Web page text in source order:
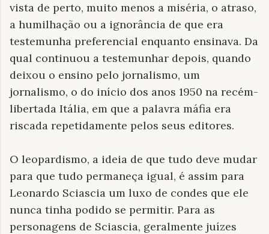
vista de perto, muito menos a miséria, o atraso,
a humilhação ou a ignorância de que era
testemunha preferencial enquanto ensinava. Da
qual continuou a testemunhar depois, quando
deixou o ensino pelo jornalismo, um
jornalismo, o do início dos anos 1950 na recém-
libertada Itália, em que a palavra máfia era
riscada repetidamente pelos seus editores.
O leopardismo, a ideia de que tudo deve mudar
para que tudo permaneça igual, é assim para
Leonardo Sciascia um luxo de condes que ele
nunca tinha podido se permitir. Para as
personagens de Sciascia, geralmente juízes